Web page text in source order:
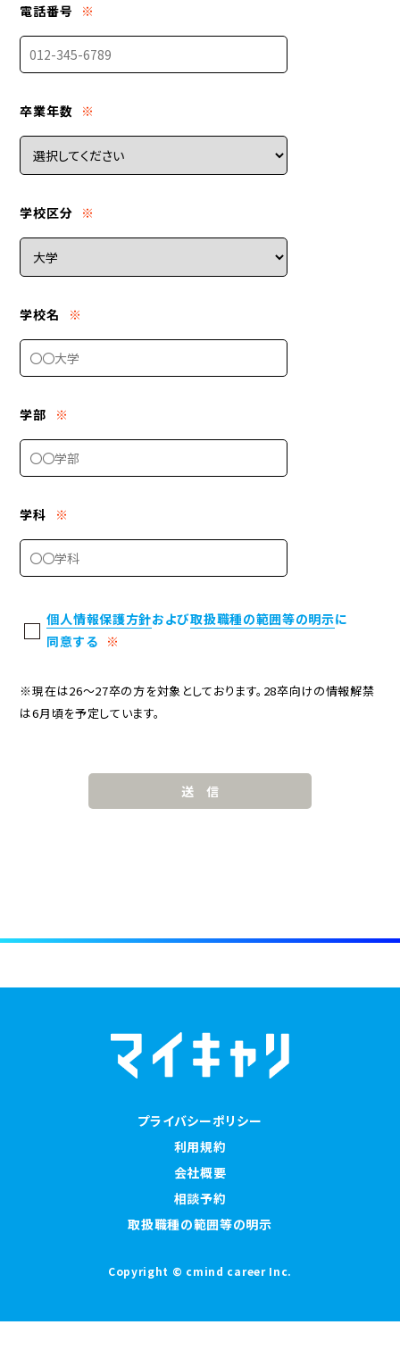
電話番号 ※
卒業年数 ※
学校区分 ※
学校名 ※
学部 ※
学科 ※
個人情報保護方針および取扱職種の範囲等の明示に
同意する ※
※現在は26〜27卒の方を対象としております。28卒向けの情報解禁
は6月頃を予定しています。
プライバシーポリシー
利用規約
会社概要
相談予約
取扱職種の範囲等の明示
Copyright © cmind career Inc.